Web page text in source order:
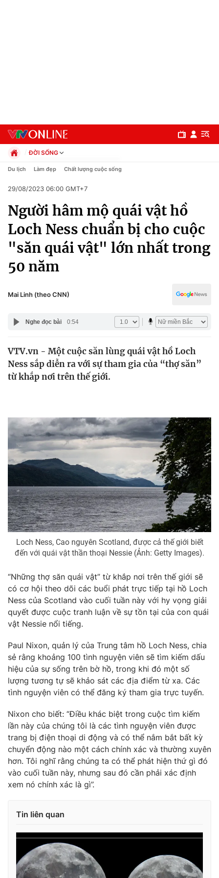
Chuyên mục
Chính trị
Xã hội
Tin tức
Thế giới đó đây
Kinh tế
Tài chính
Góc doanh nghiệp
Truyền hình
Phim VTV
Hậu trường
Khán giả
Giải sao mai
Giải trí
Điện ảnh
Âm nhạc
Sao
Du lịch
Làm đẹp
Chất lượng cuộc sống
Giáo dục
Tuyển sinh
Học trực tuyến
Công nghệ
Hitech Công nghệ tương lai
Sản phẩm
Thị trường
Tư vấn
Lịch phát sóng
Chuyên mục khác
Emagazine Podcast
Photo Infographic
VTV Money VTV Thể thao
VTV Sức khoẻ Bất động sản
Thị trường 24h
VTV4
Liên hệ tòa soạn English
ĐỜI SỐNG
Chính trị
Pháp luật
Kinh tế
Thể thao
Truyền hình
Văn hóa - Giải trí
Đời sống
Giáo dục
Du lịch Làm đẹp Chất lượng cuộc sống
29/08/2023 06:00 GMT+7
Người hâm mộ quái vật hồ
Loch Ness chuẩn bị cho cuộc
"săn quái vật" lớn nhất trong
50 năm
Mai Linh (theo CNN)
Nghe đọc bài 0:54
VTV.vn - Một cuộc săn lùng quái vật hồ Loch
Ness sắp diễn ra với sự tham gia của “thợ săn”
từ khắp nơi trên thế giới.
Loch Ness, Cao nguyên Scotland, được cả thế giới biết
đến với quái vật thần thoại Nessie (Ảnh: Getty Images).
“Những thợ săn quái vật” từ khắp nơi trên thế giới sẽ
có cơ hội theo dõi các buổi phát trực tiếp tại hồ Loch
Ness của Scotland vào cuối tuần này với hy vọng giải
quyết được cuộc tranh luận về sự tồn tại của con quái
vật Nessie nổi tiếng.
Paul Nixon, quản lý của Trung tâm hồ Loch Ness, chia
sẻ rằng khoảng 100 tình nguyện viên sẽ tìm kiếm dấu
hiệu của sự sống trên bờ hồ, trong khi đó một số
lượng tương tự sẽ khảo sát các địa điểm từ xa. Các
tình nguyện viên có thể đăng ký tham gia trực tuyến.
Nixon cho biết: “Điều khác biệt trong cuộc tìm kiếm
lần này của chúng tôi là các tình nguyện viên được
trang bị điện thoại di động và có thể nắm bắt bất kỳ
chuyển động nào một cách chính xác và thường xuyên
hơn. Tôi nghĩ rằng chúng ta có thể phát hiện thứ gì đó
vào cuối tuần này, nhưng sau đó cần phải xác định
xem nó chính xác là gì”.
Tin liên quan